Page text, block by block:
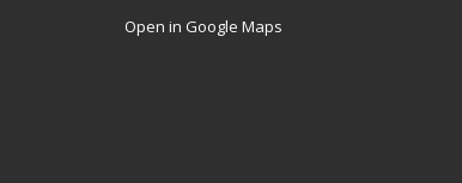
Open in Google Maps